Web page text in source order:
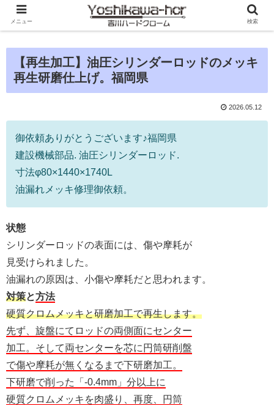
【再生加工】油圧シリンダーロッドのメッキ
再生研磨仕上げ。福岡県
2026.05.12
御依頼ありがとうございます♪福岡県
建設機械部品. 油圧シリンダーロッド.
寸法φ80×1440×1740L
油漏れメッキ修理御依頼。
状態
シリンダーロッドの表面には、傷や摩耗が
見受けられました。
油漏れの原因は、小傷や摩耗だと思われます。
対策と方法
硬質クロムメッキと研磨加工で再生します。
先ず、旋盤にてロッドの両側面にセンター
加工。そして両センターを芯に円筒研削盤
で傷や摩耗が無くなるまで下研磨加工。
下研磨で削った「-0.4mm」分以上に
硬質クロムメッキを肉盛り、再度、円筒
メニュー 検索